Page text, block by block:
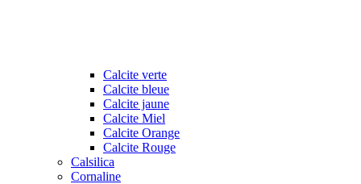
Calcite verte
Calcite bleue
Calcite jaune
Calcite Miel
Calcite Orange
Calcite Rouge
Calsilica
Cornaline